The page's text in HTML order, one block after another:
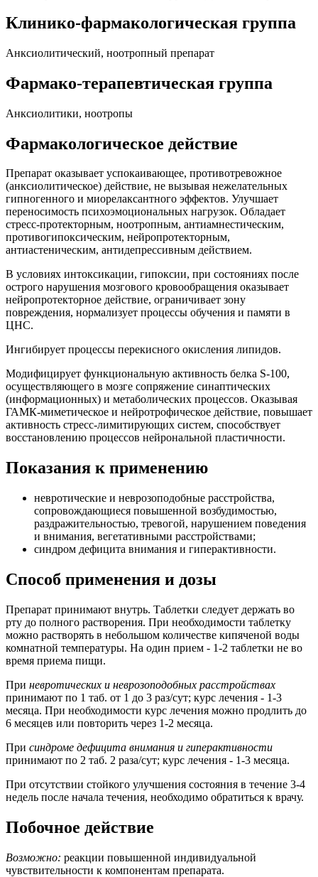
Клинико-фармакологическая группа
Анксиолитический, ноотропный препарат
Фармако-терапевтическая группа
Анксиолитики, ноотропы
Фармакологическое действие
Препарат оказывает успокаивающее, противотревожное
(анксиолитическое) действие, не вызывая нежелательных
гипногенного и миорелаксантного эффектов. Улучшает
переносимость психоэмоциональных нагрузок. Обладает
стресс-протекторным, ноотропным, антиамнестическим,
противогипоксическим, нейропротекторным,
антиастеническим, антидепрессивным действием.
В условиях интоксикации, гипоксии, при состояниях после
острого нарушения мозгового кровообращения оказывает
нейропротекторное действие, ограничивает зону
повреждения, нормализует процессы обучения и памяти в
ЦНС.
Ингибирует процессы перекисного окисления липидов.
Модифицирует функциональную активность белка S-100,
осуществляющего в мозге сопряжение синаптических
(информационных) и метаболических процессов. Оказывая
ГАМК-миметическое и нейротрофическое действие, повышает
активность стресс-лимитирующих систем, способствует
восстановлению процессов нейрональной пластичности.
Показания к применению
невротические и неврозоподобные расстройства,
сопровождающиеся повышенной возбудимостью,
раздражительностью, тревогой, нарушением поведения
и внимания, вегетативными расстройствами;
синдром дефицита внимания и гиперактивности.
Способ применения и дозы
Препарат принимают внутрь. Таблетки следует держать во
рту до полного растворения. При необходимости таблетку
можно растворять в небольшом количестве кипяченой воды
комнатной температуры. На один прием - 1-2 таблетки не во
время приема пищи.
При невротических и неврозоподобных расстройствах
принимают по 1 таб. от 1 до 3 раз/сут; курс лечения - 1-3
месяца. При необходимости курс лечения можно продлить до
6 месяцев или повторить через 1-2 месяца.
При синдроме дефицита внимания и гиперактивности
принимают по 2 таб. 2 раза/сут; курс лечения - 1-3 месяца.
При отсутствии стойкого улучшения состояния в течение 3-4
недель после начала течения, необходимо обратиться к врачу.
Побочное действие
Возможно: реакции повышенной индивидуальной
чувствительности к компонентам препарата.